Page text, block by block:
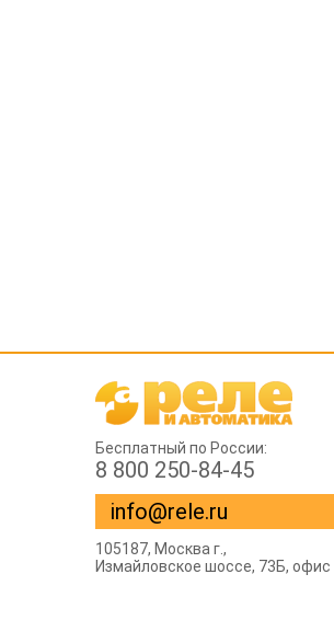
Бесплатный по России:
8 800 250-84-45
info@rele.ru
105187, Москва г.,
Измайловское шоссе, 73Б, офис